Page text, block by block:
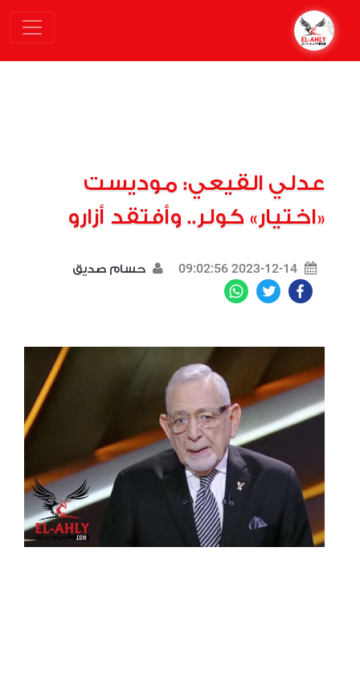
عدلي القيعي: موديست
«اختيار» كولر.. وأفتقد أزارو
2023-12-14 09:02:56 حسام صديق
Facebook
Twitter